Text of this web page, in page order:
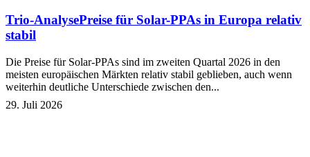
Trio-AnalysePreise für Solar-PPAs in Europa relativ
stabil
Die Preise für Solar-PPAs sind im zweiten Quartal 2026 in den
meisten europäischen Märkten relativ stabil geblieben, auch wenn
weiterhin deutliche Unterschiede zwischen den...
29. Juli 2026